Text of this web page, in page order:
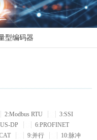
型编码器
2:Modbus RTU
3:SSI
DP
6:PROFINET
9:并行
10:脉冲